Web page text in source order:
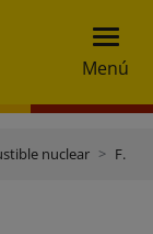
Menú
nuclear Fabricación de elementos combustibles